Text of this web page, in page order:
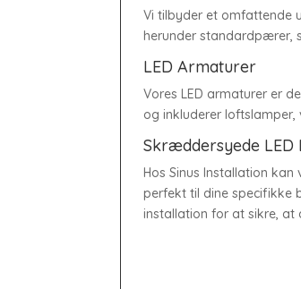
Vi tilbyder et omfattende
herunder standardpærer,
LED Armaturer
Vores LED armaturer er
og inkluderer
Skræddersyede LED
Hos Sinus Installation
perfekt til dine specifikke
installation for at sikre, at